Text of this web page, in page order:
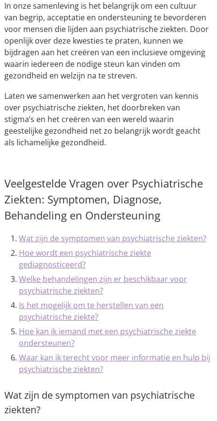
In onze samenleving is het belangrijk om een cultuur
van begrip, acceptatie en ondersteuning te bevorderen
voor mensen die lijden aan psychiatrische ziekten. Door
openlijk over deze kwesties te praten, kunnen we
bijdragen aan het creëren van een inclusieve omgeving
waarin iedereen de nodige steun kan vinden om
gezondheid en welzijn na te streven.
Laten we samenwerken aan het vergroten van kennis
over psychiatrische ziekten, het doorbreken van
stigma’s en het creëren van een wereld waarin
geestelijke gezondheid net zo belangrijk wordt geacht
als lichamelijke gezondheid.
Veelgestelde Vragen over Psychiatrische
Ziekten: Symptomen, Diagnose,
Behandeling en Ondersteuning
Wat zijn de symptomen van psychiatrische ziekten?
Hoe wordt een psychiatrische ziekte
gediagnosticeerd?
Welke behandelingen zijn er beschikbaar voor
psychiatrische ziekten?
Is het mogelijk om te herstellen van een
psychiatrische ziekte?
Hoe kan ik iemand met een psychiatrische ziekte
ondersteunen?
Waar kan ik terecht voor meer informatie en hulp bij
psychiatrische ziekten?
Wat zijn de symptomen van psychiatrische
ziekten?